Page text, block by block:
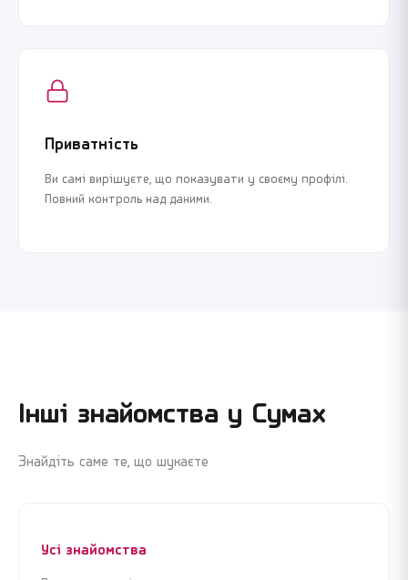
Приватність
Ви самі вирішуєте, що показувати у своєму профілі.
Повний контроль над даними.
Інші знайомства у Сумах
Знайдіть саме те, що шукаєте
Усі знайомства